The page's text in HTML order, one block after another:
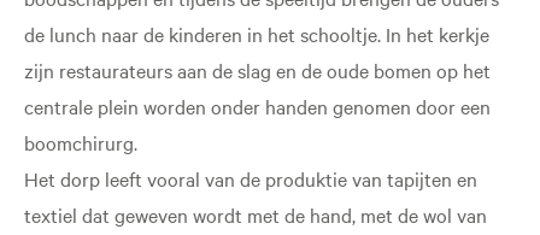
de lunch naar de kinderen in het schooltje. In het kerkje
zijn restaurateurs aan de slag en de oude bomen op het
centrale plein worden onder handen genomen door een
boomchirurg.
Het dorp leeft vooral van de produktie van tapijten en
textiel dat geweven wordt met de hand, met de wol van